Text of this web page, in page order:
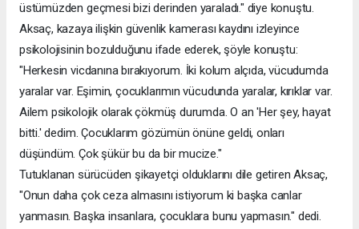
üstümüzden geçmesi bizi derinden yaraladı." diye konuştu.
Aksaç, kazaya ilişkin güvenlik kamerası kaydını izleyince
psikolojisinin bozulduğunu ifade ederek, şöyle konuştu:
"Herkesin vicdanına bırakıyorum. İki kolum alçıda, vücudumda
yaralar var. Eşimin, çocuklarımın vücudunda yaralar, kırıklar var.
Ailem psikolojik olarak çökmüş durumda. O an 'Her şey, hayat
bitti.' dedim. Çocuklarım gözümün önüne geldi, onları
düşündüm. Çok şükür bu da bir mucize."
Tutuklanan sürücüden şikayetçi olduklarını dile getiren Aksaç,
"Onun daha çok ceza almasını istiyorum ki başka canlar
yanmasın. Başka insanlara, çocuklara bunu yapmasın." dedi.